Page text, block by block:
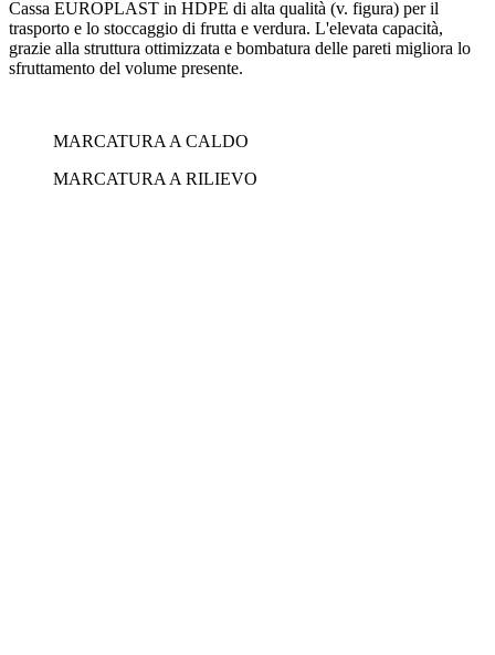
Cassa EUROPLAST in HDPE di alta qualità (v. figura) per il
trasporto e lo stoccaggio di frutta e verdura. L'elevata capacità,
grazie alla struttura ottimizzata e bombatura delle pareti migliora lo
sfruttamento del volume presente.
MARCATURA A CALDO
MARCATURA A RILIEVO